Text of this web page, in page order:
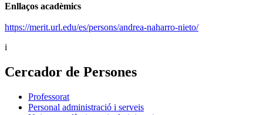
Enllaços acadèmics
https://merit.url.edu/es/persons/andrea-naharro-nieto/
i
Cercador de Persones
Professorat
Personal administració i serveis